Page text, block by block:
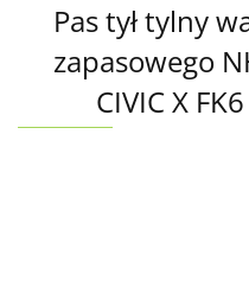
Pas tył tylny
zapasowego
CIVIC X